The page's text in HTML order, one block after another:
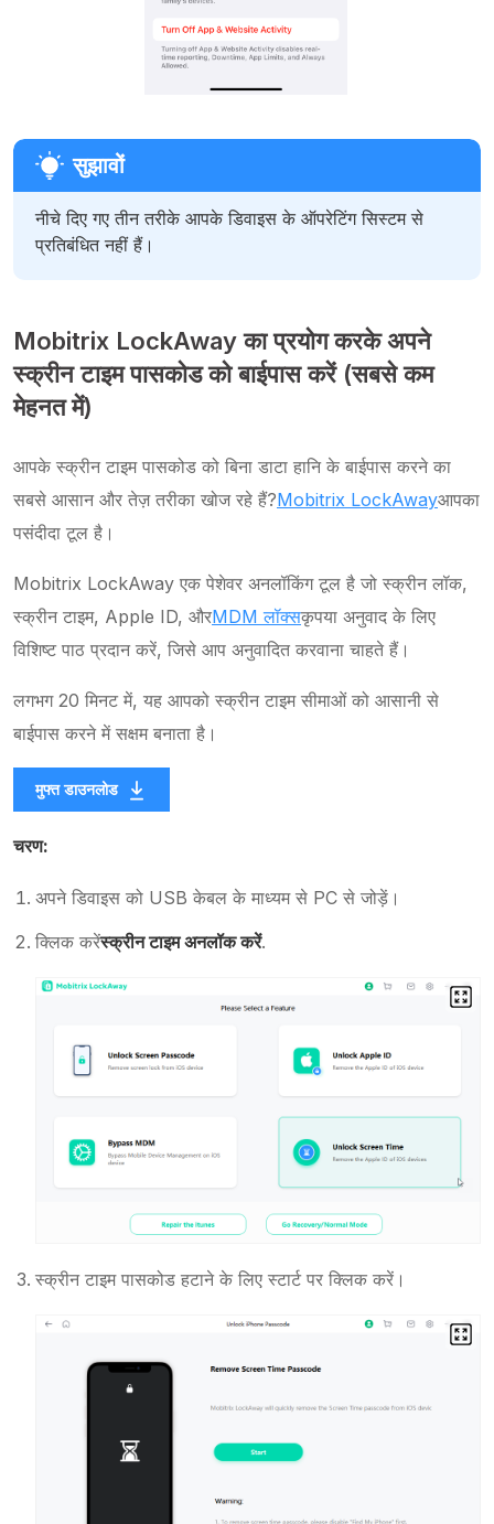
नीचे दिए गए तीन तरीके आपके डिवाइस के ऑपरेटिंग सिस्टम से
प्रतिबंधित नहीं हैं।
Mobitrix LockAway का प्रयोग करके अपने
स्क्रीन टाइम पासकोड को बाईपास करें (सबसे कम
मेहनत में)
आपके स्क्रीन टाइम पासकोड को बिना डाटा हानि के बाईपास करने का
सबसे आसान और तेज़ तरीका खोज रहे हैं?Mobitrix LockAwayआपका
पसंदीदा टूल है।
Mobitrix LockAway एक पेशेवर अनलॉकिंग टूल है जो स्क्रीन लॉक,
स्क्रीन टाइम, Apple ID, औरMDM लॉक्सकृपया अनुवाद के लिए
विशिष्ट पाठ प्रदान करें, जिसे आप अनुवादित करवाना चाहते हैं।
लगभग 20 मिनट में, यह आपको स्क्रीन टाइम सीमाओं को आसानी से
बाईपास करने में सक्षम बनाता है।
मुफ्त डाउनलोड
चरण:
अपने डिवाइस को USB केबल के माध्यम से PC से जोड़ें।
क्लिक करेंस्क्रीन टाइम अनलॉक करें.
स्क्रीन टाइम पासकोड हटाने के लिए स्टार्ट पर क्लिक करें।